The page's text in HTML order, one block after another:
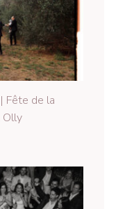
Fête de la
Olly